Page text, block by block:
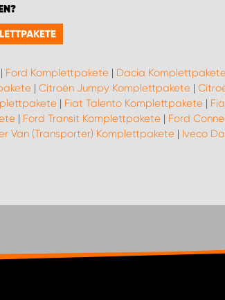
Ford Komplettpakete| Dacia
| Citroën Jumpy Komplettpakete|
| Fiat Talento Komplettpakete |
| Ford Transit Komplettpakete | Ford
Van (Transporter) Komplettpakete | Iveco